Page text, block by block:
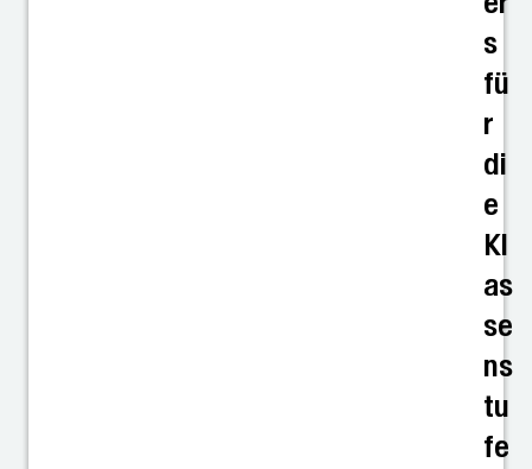
s
fü
r
di
e
Kl
as
se
ns
tu
fe